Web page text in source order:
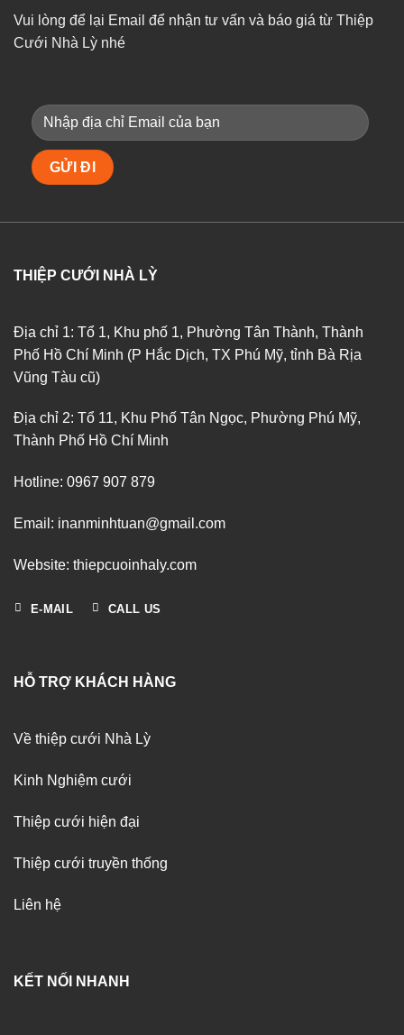
Vui lòng để lại Email để nhận tư vấn và báo giá từ Thiệp
Cưới Nhà Lỳ nhé
THIỆP CƯỚI NHÀ LỲ
Địa chỉ 1: Tổ 1, Khu phố 1, Phường Tân Thành, Thành
Phố Hồ Chí Minh (P Hắc Dịch, TX Phú Mỹ, tỉnh Bà Rịa
Vũng Tàu cũ)
Địa chỉ 2: Tổ 11, Khu Phố Tân Ngọc, Phường Phú Mỹ,
Thành Phố Hồ Chí Minh
Hotline: 0967 907 879
Email: inanminhtuan@gmail.com
Website: thiepcuoinhaly.com
E-MAIL CALL US
HỖ TRỢ KHÁCH HÀNG
Về thiệp cưới Nhà Lỳ
Kinh Nghiệm cưới
Thiệp cưới hiện đại
Thiệp cưới truyền thống
Liên hệ
KẾT NỐI NHANH